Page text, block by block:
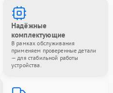
Надёжные
комплектующие
В рамках обслуживания
применяем проверенные детали
— для стабильной работы
устройства.